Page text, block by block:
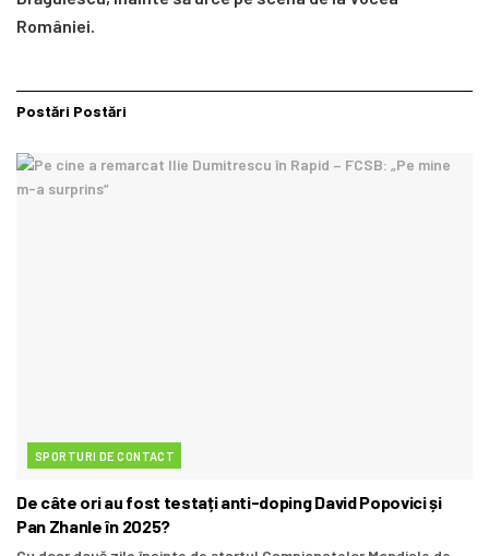
României.
Postări Postări
SPORTURI DE CONTACT
De câte ori au fost testați anti-doping David Popovici și
Pan Zhanle în 2025?